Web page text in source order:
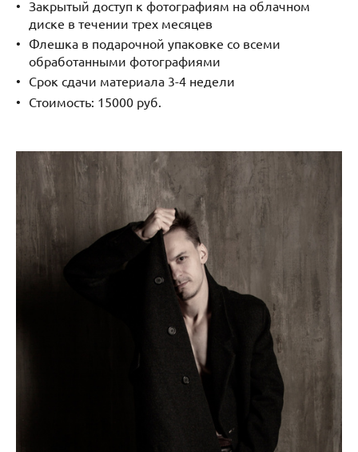
Закрытый доступ к фотографиям на облачном
диске в течении трех месяцев
Флешка в подарочной упаковке со всеми
обработанными фотографиями
Срок сдачи материала 3-4 недели
Стоимость: 15000 руб.